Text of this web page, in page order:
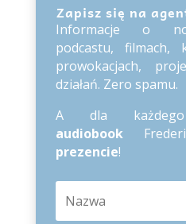
Zapisz się na
Informacje o
podcastu, filmach,
prowokacjach,
działań. Zero spamu.
A dla każdego
audiobook
prezencie!